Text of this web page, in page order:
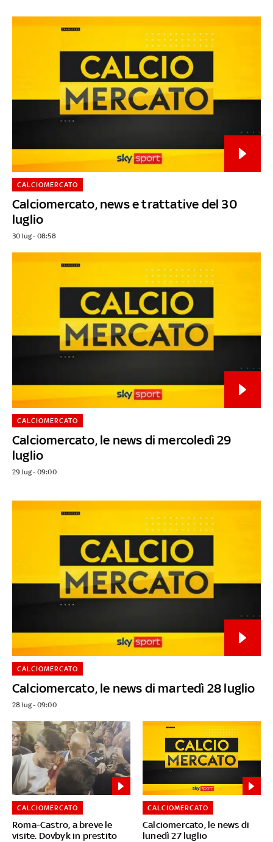
Calciomercato, news e trattative del 30
luglio
CALCIOMERCATO
30 lug - 08:58
Calciomercato, le news di mercoledì 29
luglio
CALCIOMERCATO
29 lug - 09:00
Calciomercato, le news di martedì 28 luglio
CALCIOMERCATO
28 lug - 09:00
Roma-Castro, a breve le
visite. Dovbyk in prestito
CALCIOMERCATO
Calciomercato, le news di
lunedì 27 luglio
CALCIOMERCATO